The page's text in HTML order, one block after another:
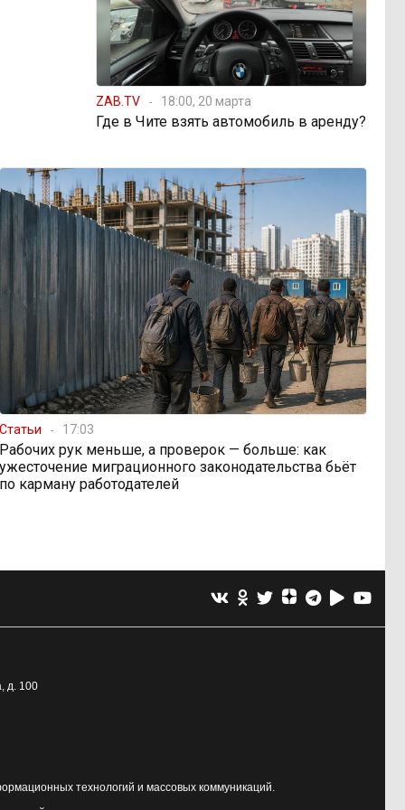
ZAB.TV 18:00, 20 марта
Где в Чите взять автомобиль в аренду?
Статьи 17:03
Рабочих рук меньше, а проверок — больше: как
ужесточение миграционного законодательства бьёт
по карману работодателей
д. 100
технологий и массовых коммуникаций.